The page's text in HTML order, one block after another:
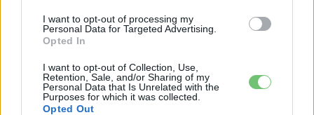
I want to opt-out of processing my
Personal Data for Targeted Advertising.
Opted In
I want to opt-out of Collection, Use,
Retention, Sale, and/or Sharing of my
Personal Data that Is Unrelated with the
Purposes for which it was collected.
Opted Out
2026-08-07